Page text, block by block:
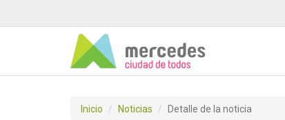
Inicio Noticias Detalle de la noticia